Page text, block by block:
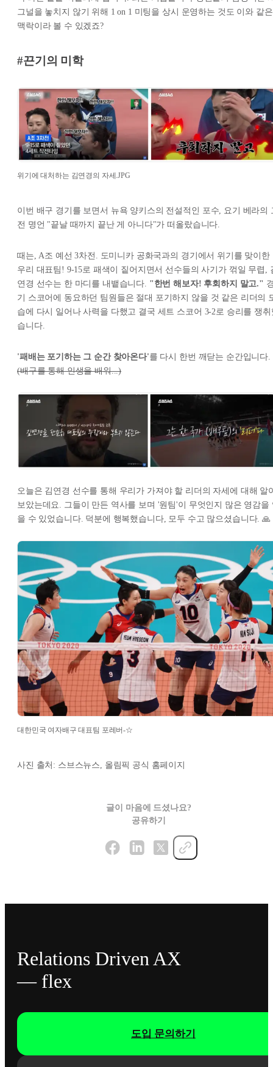
그널을 놓치지 않기 위해 1 on 1 미팅을 상시 운영하는 것도 이와 같은
맥락이라 볼 수 있겠죠?
#끈기의 미학
위기에 대처하는 김연경의 자세.JPG
이번 배구 경기를 보면서 뉴욕 양키스의 전설적인 포수, 요기 베라의
전 명언 "끝날 때까지 끝난 게 아니다"가 떠올랐습니다.
때는, A조 예선 3차전. 도미니카 공화국과의 경기에서 위기를 맞이한
우리 대표팀! 9-15로 패색이 짙어지면서 선수들의 사기가 꺾일 무렵,
연경 선수는 한 마디를 내뱉습니다. "한번 해보자! 후회하지 말고."
기 스코어에 동요하던 팀원들은 절대 포기하지 않을 것 같은 리더의
습에 다시 일어나 사력을 다했고 결국 세트 스코어 3-2로 승리를 쟁취
습니다.
'패배는 포기하는 그 순간 찾아온다'를 다시 한번 깨닫는 순간입니다.
(배구를 통해 인생을 배워...)
오늘은 김연경 선수를 통해 우리가 가져야 할 리더의 자세에 대해 알
보았는데요. 그들이 만든 역사를 보며 '원팀'이 무엇인지 많은 영감을
을 수 있었습니다. 덕분에 행복했습니다, 모두 수고 많으셨습니다. 🙏
대한민국 여자배구 대표팀 포레버-☆
사진 출처: 스브스뉴스, 올림픽 공식 홈페이지
글이 마음에 드셨나요?
공유하기
Relations Driven AX
— flex
도입 문의하기